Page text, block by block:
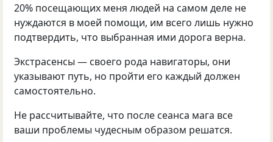
20% посещающих меня людей на самом деле не
нуждаются в моей помощи, им всего лишь нужно
подтвердить, что выбранная ими дорога верна.
Экстрасенсы — своего рода навигаторы, они
указывают путь, но пройти его каждый должен
самостоятельно.
Не рассчитывайте, что после сеанса мага все
ваши проблемы чудесным образом решатся.